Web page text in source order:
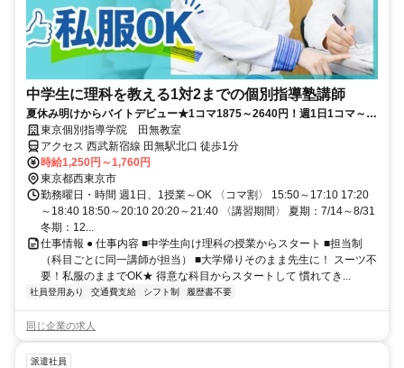
中学生に理科を教える1対2までの個別指導塾講師
夏休み明けからバイトデビュー★1コマ1875～2640円！週1日1コマ～私
服でok◎
東京個別指導学院 田無教室
アクセス 西武新宿線 田無駅北口 徒歩1分
時給1,250円～1,760円
東京都西東京市
勤務曜日・時間 週1日、1授業～OK 〈コマ割〉 15:50～17:10 17:20
～18:40 18:50～20:10 20:20～21:40 〈講習期間〉 夏期：7/14～8/31
冬期：12...
仕事情報 ● 仕事内容 ■中学生向け理科の授業からスタート ■担当制
（科目ごとに同一講師が担当） ■大学帰りそのまま先生に！ スーツ不
要！私服のままでOK★ 得意な科目からスタートして 慣れてき...
社員登用あり 交通費支給 シフト制 履歴書不要
同じ企業の求人
派遣社員